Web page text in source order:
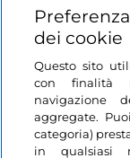
Login
Restiamo in
dei cookie
Questo sito
con finalità
navigazione
aggregate.
categoria)
in qualsiasi